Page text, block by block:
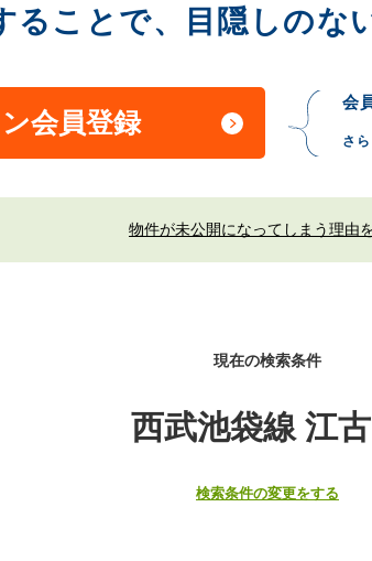
ることで、目隠しのな
会員登録
会
さ
物件が未公開になってしまう理由
現在の検索条件
西武池袋線 江
検索条件の変更をする